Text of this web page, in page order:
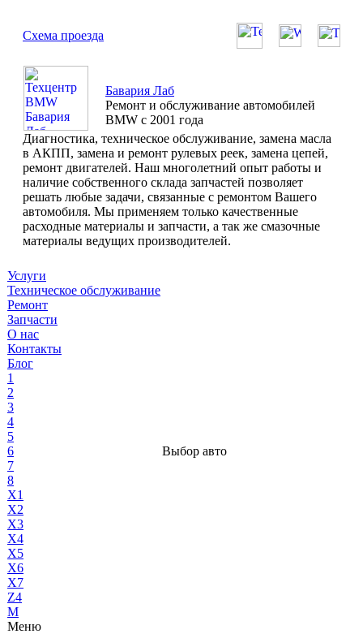
Схема проезда
Бавария Лаб
Ремонт и обслуживание автомобилей
BMW с 2001 года
Диагностика, техническое обслуживание, замена масла
в АКПП, замена и ремонт рулевых реек, замена цепей,
ремонт двигателей. Наш многолетний опыт работы и
наличие собственного склада запчастей позволяет
решать любые задачи, связанные с ремонтом Вашего
автомобиля. Мы применяем только качественные
расходные материалы и запчасти, а так же смазочные
материалы ведущих производителей.
Услуги
Техническое обслуживание
Ремонт
Запчасти
О нас
Контакты
Блог
1
2
3
4
5
6
7
8
X1
X2
X3
X4
X5
X6
X7
Z4
М
Меню
Выбор авто